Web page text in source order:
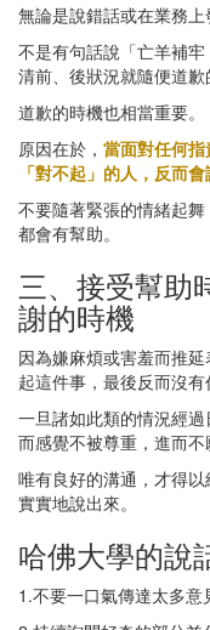
無論是說錯話或在業務上
不是有句話說「亡羊補
清前、後狀況就隨便道歉
道歉的時機也相當重要。
原因在於， 當面對任何指
「對不起」的人，反而
不要隨著緊張的情緒起
都會有幫助。
三、接受幫助
謝的時機
因為嫌麻煩或害羞而推
起這件事，最後反而沒有
一旦諸如此類的情況經
而感覺不被尊重，進而不
唯有良好的溝通，才得
實實地說出來。
哈佛大學的說
1.不要一口氣傳達太多意